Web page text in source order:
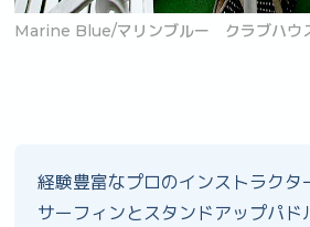
Marine Blue/マリンブルー クラブハウ
経験豊富なプロのインストラクタ
サーフィンとスタンドアップパド